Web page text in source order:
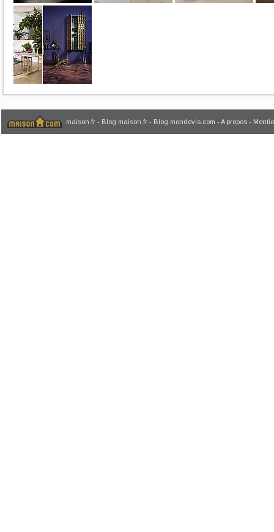
maison.fr - Blog maison.fr - Blog mondevis.com - A propos -